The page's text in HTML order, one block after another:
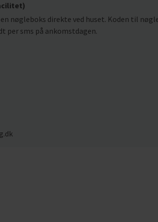
nøgleboks direkte ved huset. Koden til
per sms på ankomstdagen.